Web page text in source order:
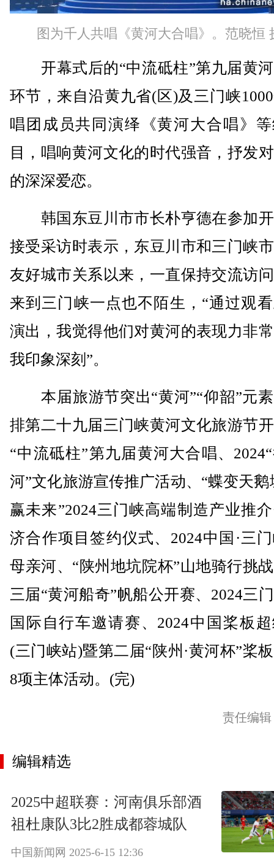
图为千人共唱《黄河大合唱》。范晓恒
开幕式后的“中流砥柱”第九届黄
环节，来自沿黄九省(区)及三门峡
唱团成员共同演绎《黄河大合唱》
目，唱响黄河文化的时代强音，抒发
的深深爱恋。
韩国东豆川市市长朴亨德在参加
接受采访时表示，东豆川市和三门峡
友好城市关系以来，一直保持交流访
来到三门峡一点也不陌生，“通过观
演出，我觉得他们对黄河的表现力非
我印象深刻”。
本届旅游节突出“黄河”“仰韶”元
排第二十九届三门峡黄河文化旅游节
“中流砥柱”第九届黄河大合唱、
河”文化旅游宣传推广活动、“蝶变天鹅
赢未来”2024三门峡高端制造产业推
济合作项目签约仪式、2024中国·三
母亲河、“陕州地坑院杯”山地骑行挑
三届“黄河船奇”帆船公开赛、2024三
国际自行车邀请赛、2024中国桨板
(三门峡站)暨第二届“陕州·黄河杯”桨
8项主体活动。(完)
责任编
编辑精选
2025中超联赛：河南俱乐部酒
祖杜康队3比2胜成都蓉城队
中国新闻网 2025-6-15 12:36